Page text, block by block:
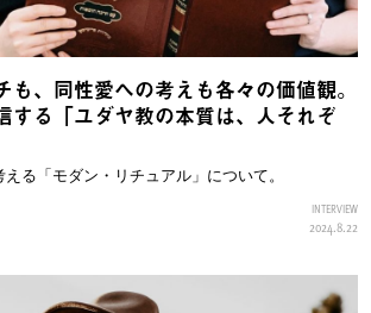
も、同性愛への考えも各々の価値観。
する「ユダヤ教の本質は、人それぞ
る「モダン・リチュアル」について。
INTERVIEW
2024.8.22